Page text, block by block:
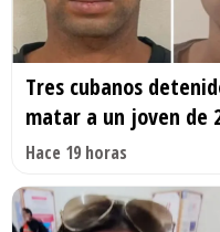
Tres cubanos
matar a un joven de
Hace 19 horas